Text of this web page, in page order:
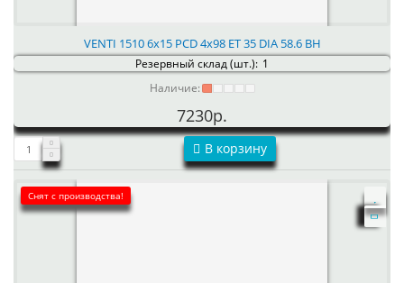
VENTI 1510 6x15 PCD 4x98 ET 35 DIA 58.6 BH
Резервный склад (шт.): 1
Наличие:
7230р.
В корзину
Снят с производства!